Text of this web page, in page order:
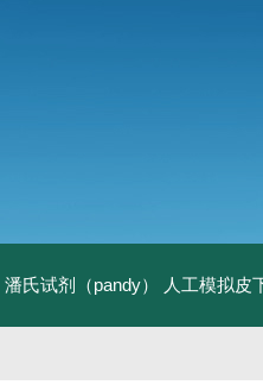
潘氏试剂（pandy） 人工模拟皮